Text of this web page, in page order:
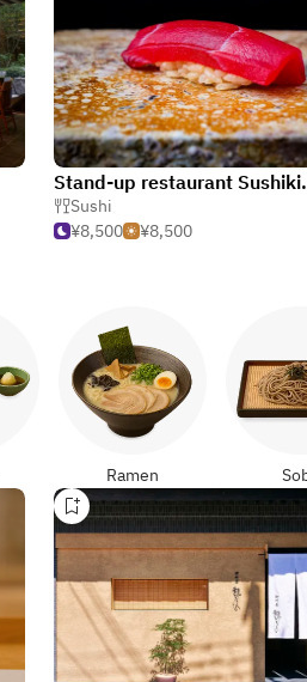
Stand-up restaurant Sushiki.
Sushi
¥8,500
¥8,500
Ramen